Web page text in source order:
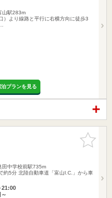
山駅283m
）より線路と平行に右横方向に徒歩3
プランを見る
お気に入
りに追加
田中学校前駅735m
約5分 北陸自動車道「富山I.C.」から車
21:00